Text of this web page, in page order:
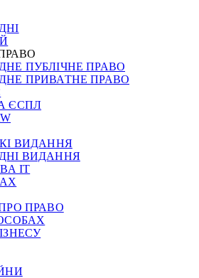
ПУБЛІЧНЕ ПРАВО
ПРИВАТНЕ ПРАВО
ЄСПЛ
ВИДАННЯ
ВИДАННЯ
ІТ
ПРАВО